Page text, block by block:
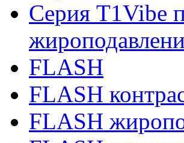
Серия T1Vibe
FLASH
FLASH
FLASH